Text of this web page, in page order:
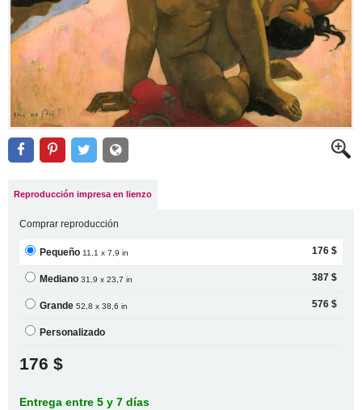
Reproducción impresa en lienzo
Comprar reproducción
Pequeño11,1 x 7,9 in 176 $
Mediano31,9 x 23,7 in 387 $
Grande52,8 x 38,6 in 576 $
Personalizado
176 $
Entrega entre 5 y 7 días